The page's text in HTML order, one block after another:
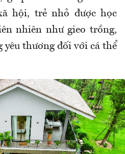
ã hội, trẻ nhỏ được học
ên nhiên như gieo trồng,
yêu thương đối với cá thể